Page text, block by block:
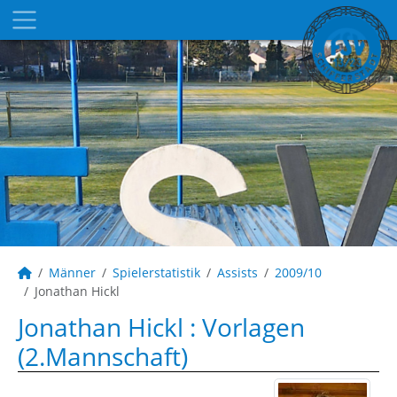
Männer Spielerstatistik Assists
2009/10
Jonathan Hickl
Jonathan Hickl : Vorlagen
(2.Mannschaft)